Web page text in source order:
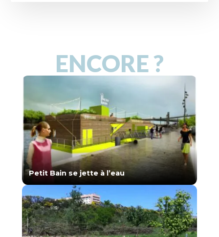
ENCORE ?
Petit Bain se jette à l’eau